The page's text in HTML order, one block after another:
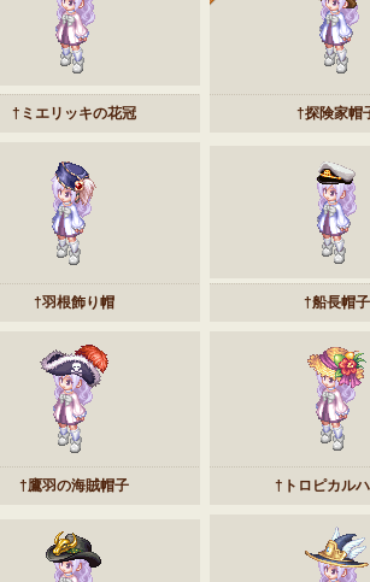
†ミエリッキの花冠 †探険家帽
†羽根飾り帽 †船長帽子
†鷹羽の海賊帽子 †トロピカル